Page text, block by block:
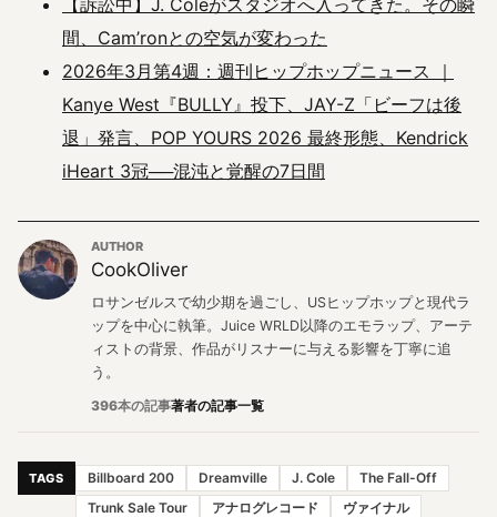
間、Cam’ronとの空気が変わった
2026年3月第4週：週刊ヒップホップニュース ｜
Kanye West『BULLY』投下、JAY-Z「ビーフは後
退」発言、POP YOURS 2026 最終形態、Kendrick
iHeart 3冠──混沌と覚醒の7日間
AUTHOR
CookOliver
ロサンゼルスで幼少期を過ごし、USヒップホップと現代ラ
ップを中心に執筆。Juice WRLD以降のエモラップ、アーテ
ィストの背景、作品がリスナーに与える影響を丁寧に追
う。
396本の記事著者の記事一覧
TAGS Billboard 200 Dreamville J. Cole
The Fall-Off
Trunk Sale Tour
アナログレコード
ヴァイナル